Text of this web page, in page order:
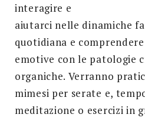
interagire e
aiutarci nelle dinamiche
quotidiana e
emotive con le patologie
organiche. Verranno
mimesi per serate e,
meditazione o esercizi in